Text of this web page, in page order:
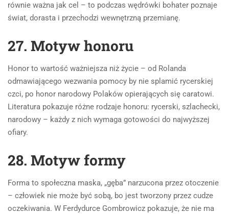
równie ważna jak cel – to podczas wędrówki bohater poznaje
świat, dorasta i przechodzi wewnętrzną przemianę.
27. Motyw honoru
Honor to wartość ważniejsza niż życie – od Rolanda
odmawiającego wezwania pomocy by nie splamić rycerskiej
czci, po honor narodowy Polaków opierających się caratowi.
Literatura pokazuje różne rodzaje honoru: rycerski, szlachecki,
narodowy – każdy z nich wymaga gotowości do najwyższej
ofiary.
28. Motyw formy
Forma to społeczna maska, „gęba” narzucona przez otoczenie
– człowiek nie może być sobą, bo jest tworzony przez cudze
oczekiwania. W Ferdydurce Gombrowicz pokazuje, że nie ma